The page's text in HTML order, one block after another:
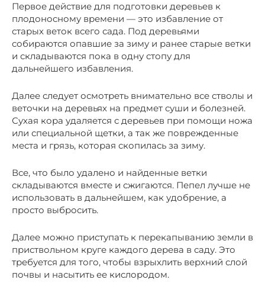
Первое действие для подготовки деревьев к
плодоносному времени — это избавление от
старых веток всего сада. Под деревьями
собираются опавшие за зиму и ранее старые ветки
и складываются пока в одну стопу для
дальнейшего избавления.
Далее следует осмотреть внимательно все стволы и
веточки на деревьях на предмет суши и болезней.
Сухая кора удаляется с деревьев при помощи ножа
или специальной щетки, а так же поврежденные
места и грязь, которая скопилась за зиму.
Все, что было удалено и найденные ветки
складываются вместе и сжигаются. Пепел лучше не
использовать в дальнейшем, как удобрение, а
просто выбросить.
Далее можно приступать к перекапыванию земли в
приствольном круге каждого дерева в саду. Это
требуется для того, чтобы взрыхлить верхний слой
почвы и насытить ее кислородом.